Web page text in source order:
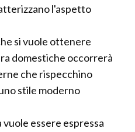
l'aspetto
si vuole ottenere
domestiche occorrerà
che rispecchino
stile moderno
vuole essere espressa